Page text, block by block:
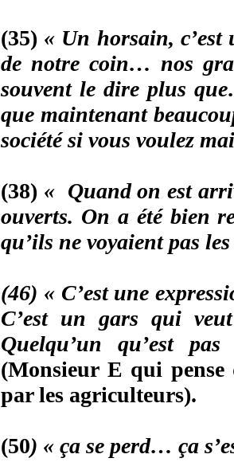
(35) « Un horsain,
de notre coin… nos
souvent le dire plus
que maintenant
société si vous voulez
(38) « Quand on est
ouverts. On a été bien
qu’ils ne voyaient pas
(46) « C’est une
C’est un gars qui
Quelqu’un qu’est
(Monsieur E qui pense
par les agriculteurs).
(50) « ça se perd… ça